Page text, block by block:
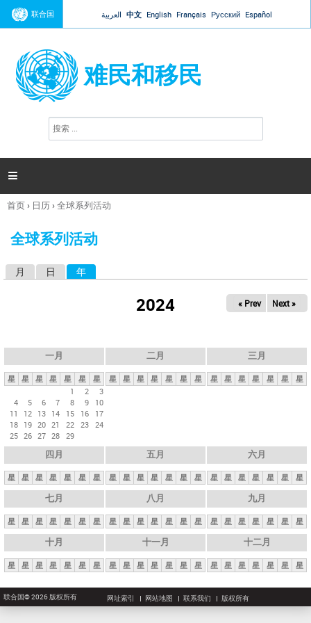
Jump to navigation
联合国 العربية 中文 English Français Русский Español
难民和移民
搜
索

你
这
首页› 日历›全球系列活动
全球系列活动
月 日 年
2024 « Prev Next »
一月
星 星 星 星 星 星
星
1
2
3
4
5 6 7 8 9
10
11
12 13 14 15 16
17
18 19 20 21 22 23 24
25 26 27 28 29
二月
星 星 星 星 星 星 星
三月
星 星 星 星 星 星 星
四月
星 星 星 星 星 星 星
五月
星 星 星 星 星 星 星
六月
星 星 星 星 星 星 星
七月
星 星 星 星 星 星 星
八月
星 星 星 星 星 星 星
九月
星 星 星 星 星 星 星
十月
星 星 星 星 星 星 星
十一月
星 星 星 星 星 星 星
十二月
星 星 星 星 星 星 星
联合国© 2026 版权所有 网址索引 网站地图 联系我们 版权所有